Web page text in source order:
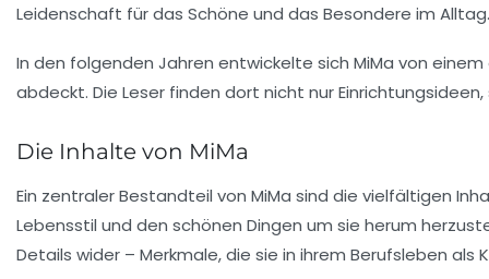
Leidenschaft für das Schöne und das Besondere im
In den folgenden Jahren entwickelte sich MiMa von
abdeckt. Die Leser finden dort nicht nur
Die Inhalte von MiMa
Ein zentraler Bestandteil von MiMa sind die vielfältigen
Lebensstil und den schönen Dingen um sie herum
Details wider – Merkmale, die sie in ihrem Berufsleben als